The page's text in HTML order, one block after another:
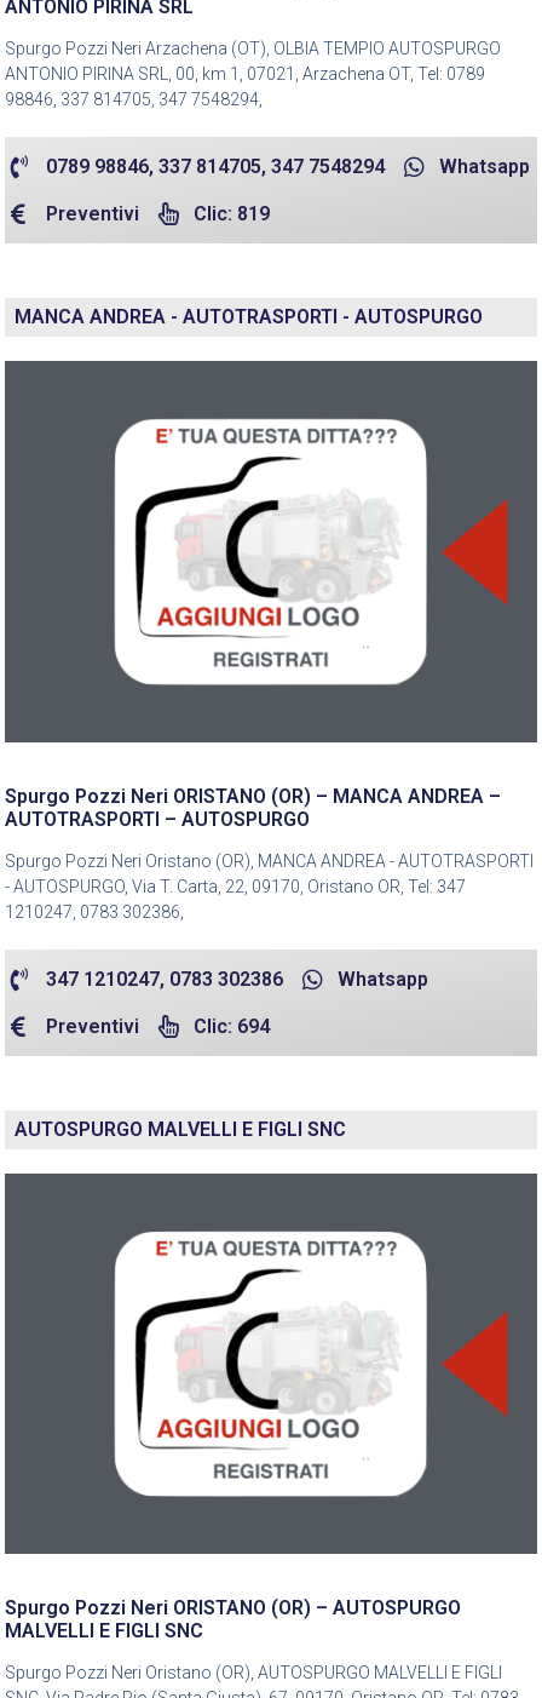
ANTONIO PIRINA SRL
Spurgo Pozzi Neri Arzachena (OT), OLBIA TEMPIO AUTOSPURGO
ANTONIO PIRINA SRL, 00, km 1, 07021, Arzachena OT, Tel: 0789
98846, 337 814705, 347 7548294,
0789 98846, 337 814705, 347 7548294 Whatsapp
Preventivi Clic: 819
MANCA ANDREA - AUTOTRASPORTI - AUTOSPURGO
Spurgo Pozzi Neri ORISTANO (OR) – MANCA ANDREA –
AUTOTRASPORTI – AUTOSPURGO
Spurgo Pozzi Neri Oristano (OR), MANCA ANDREA - AUTOTRASPORTI
- AUTOSPURGO, Via T. Carta, 22, 09170, Oristano OR, Tel: 347
1210247, 0783 302386,
347 1210247, 0783 302386 Whatsapp
Preventivi Clic: 694
AUTOSPURGO MALVELLI E FIGLI SNC
Spurgo Pozzi Neri ORISTANO (OR) – AUTOSPURGO
MALVELLI E FIGLI SNC
Spurgo Pozzi Neri Oristano (OR), AUTOSPURGO MALVELLI E FIGLI